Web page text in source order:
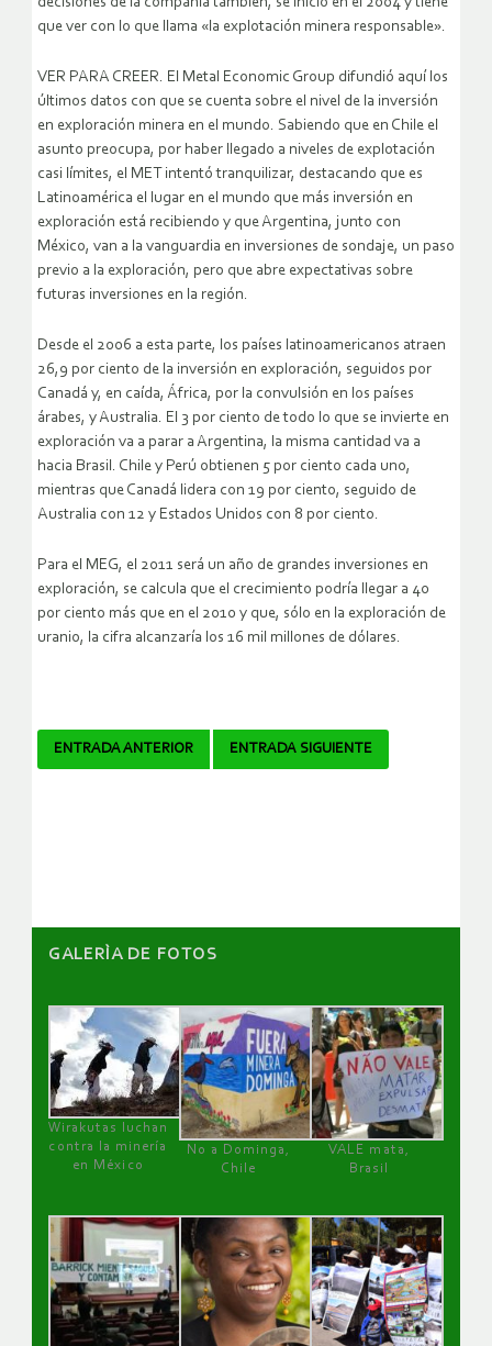
que ver con lo que llama «la explotación minera responsable».
VER PARA CREER. El Metal Economic Group difundió aquí los
últimos datos con que se cuenta sobre el nivel de la inversión
en exploración minera en el mundo. Sabiendo que en Chile el
asunto preocupa, por haber llegado a niveles de explotación
casi límites, el MET intentó tranquilizar, destacando que es
Latinoamérica el lugar en el mundo que más inversión en
exploración está recibiendo y que Argentina, junto con
México, van a la vanguardia en inversiones de sondaje, un paso
previo a la exploración, pero que abre expectativas sobre
futuras inversiones en la región.
Desde el 2006 a esta parte, los países latinoamericanos atraen
26,9 por ciento de la inversión en exploración, seguidos por
Canadá y, en caída, África, por la convulsión en los países
árabes, y Australia. El 3 por ciento de todo lo que se invierte en
exploración va a parar a Argentina, la misma cantidad va a
hacia Brasil. Chile y Perú obtienen 5 por ciento cada uno,
mientras que Canadá lidera con 19 por ciento, seguido de
Australia con 12 y Estados Unidos con 8 por ciento.
Para el MEG, el 2011 será un año de grandes inversiones en
exploración, se calcula que el crecimiento podría llegar a 40
por ciento más que en el 2010 y que, sólo en la exploración de
uranio, la cifra alcanzaría los 16 mil millones de dólares.
Navegador
ENTRADA ANTERIOR ENTRADA SIGUIENTE
GALERÌA DE FOTOS
Wirakutas luchan
contra la minería
en México
No a Dominga,
Chile
VALE mata,
Brasil